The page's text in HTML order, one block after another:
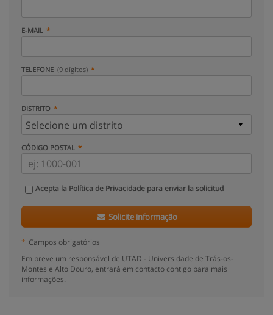
E-MAIL
TELEFONE (9 dígitos)
DISTRITO
CÓDIGO POSTAL
Acepta la Política de Privacidade para enviar la solicitud
Solicite informação
* Campos obrigatórios
Em breve um responsável de UTAD - Universidade de Trás-os-
Montes e Alto Douro, entrará em contacto contigo para mais
informações.